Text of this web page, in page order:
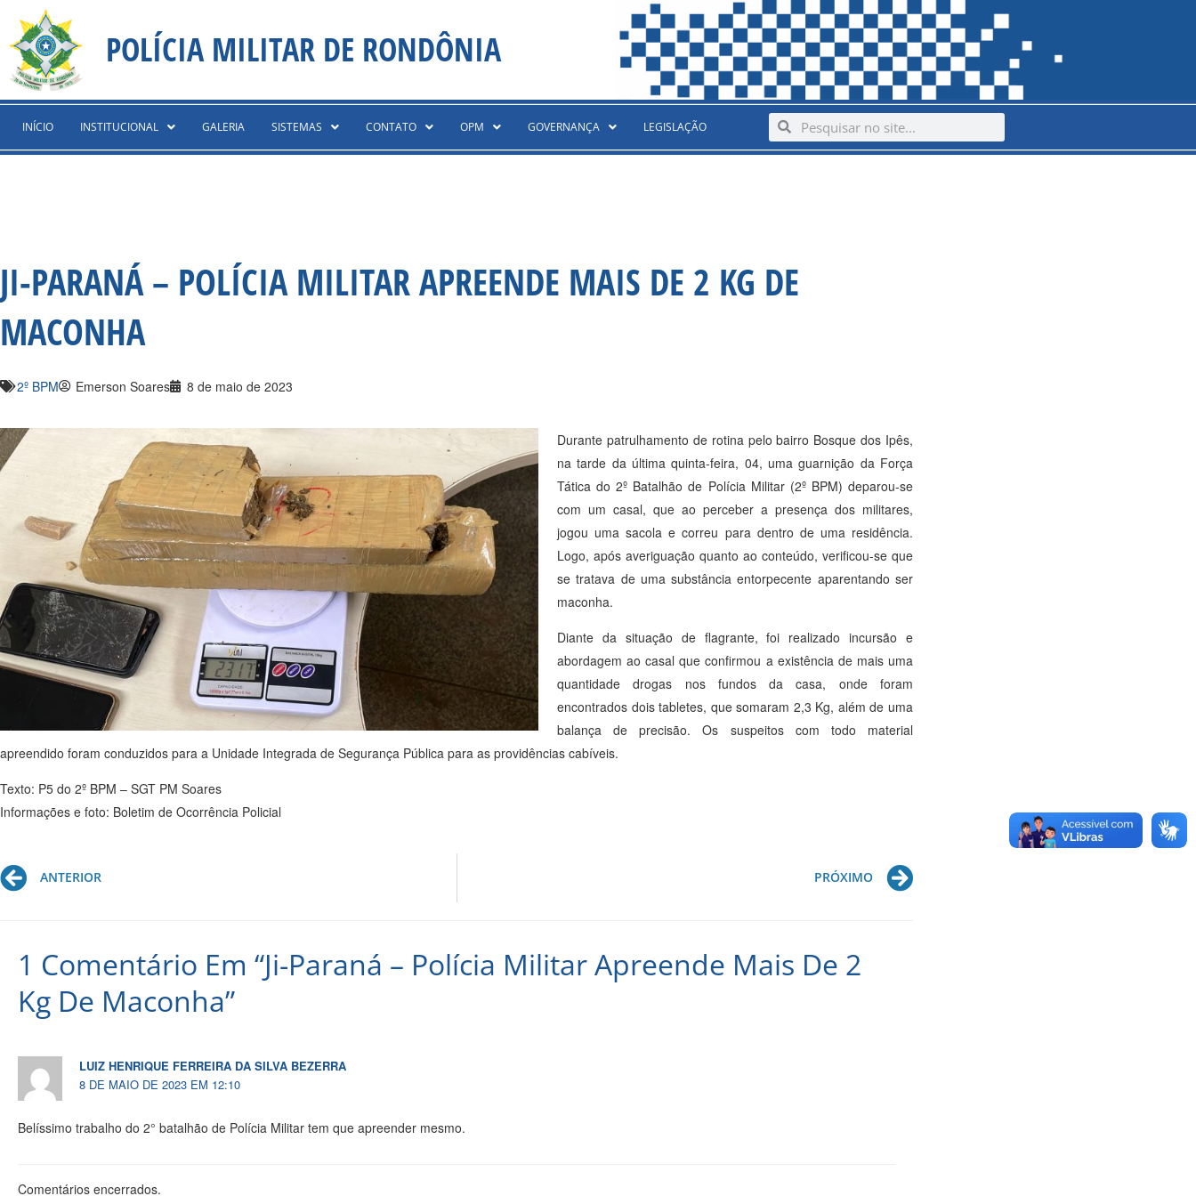
content
para
conteúdo
POLÍCIA MILITAR DE RONDÔNIA
INÍCIO INSTITUCIONAL GALERIA SISTEMAS CONTATO OPM GOVERNANÇA LEGISLAÇÃO SearchSearch
JI-PARANÁ – POLÍCIA MILITAR APREENDE MAIS DE 2 KG DE
MACONHA
2º BPM Emerson Soares 8 de maio de 2023
Durante patrulhamento de rotina pelo bairro Bosque dos Ipês,
na tarde da última quinta-feira, 04, uma guarnição da Força
Tática do 2º Batalhão de Polícia Militar (2º BPM) deparou-se
com um casal, que ao perceber a presença dos militares,
jogou uma sacola e correu para dentro de uma residência.
Logo, após averiguação quanto ao conteúdo, verificou-se que
se tratava de uma substância entorpecente aparentando ser
maconha.
Diante da situação de flagrante, foi realizado incursão e
abordagem ao casal que confirmou a existência de mais uma
quantidade drogas nos fundos da casa, onde foram
encontrados dois tabletes, que somaram 2,3 Kg, além de uma
balança de precisão. Os suspeitos com todo material
apreendido foram conduzidos para a Unidade Integrada de Segurança Pública para as providências cabíveis.
Texto: P5 do 2º BPM – SGT PM Soares
Informações e foto: Boletim de Ocorrência Policial
Prev
ANTERIOR PRÓXIMO Next
1 Comentário Em “Ji-Paraná – Polícia Militar Apreende Mais De 2
Kg De Maconha”
LUIZ HENRIQUE FERREIRA DA SILVA BEZERRA
8 DE MAIO DE 2023 EM 12:10
Belíssimo trabalho do 2° batalhão de Polícia Militar tem que apreender mesmo.
Comentários encerrados.